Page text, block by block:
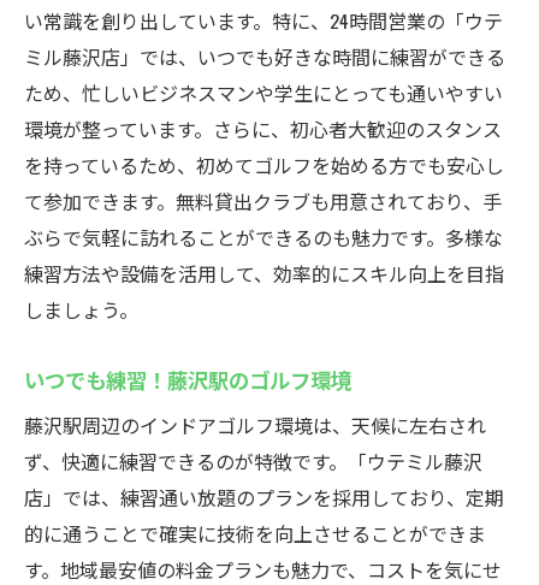
い常識を創り出しています。特に、24時間営業の「ウテ
ミル藤沢店」では、いつでも好きな時間に練習ができる
ため、忙しいビジネスマンや学生にとっても通いやすい
環境が整っています。さらに、初心者大歓迎のスタンス
を持っているため、初めてゴルフを始める方でも安心し
て参加できます。無料貸出クラブも用意されており、手
ぶらで気軽に訪れることができるのも魅力です。多様な
練習方法や設備を活用して、効率的にスキル向上を目指
しましょう。
いつでも練習！藤沢駅のゴルフ環境
藤沢駅周辺のインドアゴルフ環境は、天候に左右され
ず、快適に練習できるのが特徴です。「ウテミル藤沢
店」では、練習通い放題のプランを採用しており、定期
的に通うことで確実に技術を向上させることができま
す。地域最安値の料金プランも魅力で、コストを気にせ